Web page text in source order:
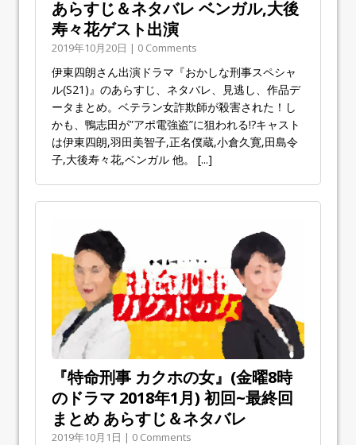
あらすじ＆ネタバレ ベンガル,大後
寿々花ゲスト出演
2019年10月20日 | 0 Comments
伊東四朗さん出演ドラマ『おかしな刑事スペシャ
ル(S21)』のあらすじ、ネタバレ、見逃し、作品デ
ータまとめ。ベテラン女詐欺師が殺害された！し
かも、鴨志田が”アポ電強盗”に狙われる!?キャスト
は伊東四朗,羽田美智子,正名僕蔵,小倉久寛,田島令
子,大後寿々花,ベンガル 他。 [...]
『特命刑事 カクホの女』(金曜8時
のドラマ 2018年1月) 初回~最終回
まとめ あらすじ＆ネタバレ
2019年10月1日 | 0 Comments